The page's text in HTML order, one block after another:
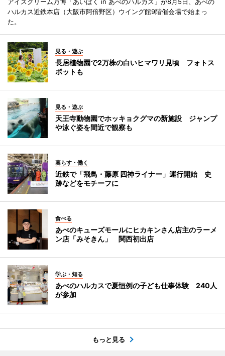
ハルカス近鉄本店（大阪市阿倍野区）ウイング館9階催会場で始まっ
た。
見る・遊ぶ
長居植物園で2万株の白いヒマワリ見頃 フォトス
ポットも
見る・遊ぶ
天王寺動物園でホッキョクグマの新施設 ジャンプ
や泳ぐ姿を間近で観察も
暮らす・働く
近鉄で「飛鳥・藤原 四神ライナー」運行開始 史
跡などをモチーフに
食べる
あべのキューズモールにヒカキンさん店主のラーメ
ン店「みそきん」 関西初出店
学ぶ・知る
あべのハルカスで夏恒例の子ども仕事体験 240人
が参加
もっと見る